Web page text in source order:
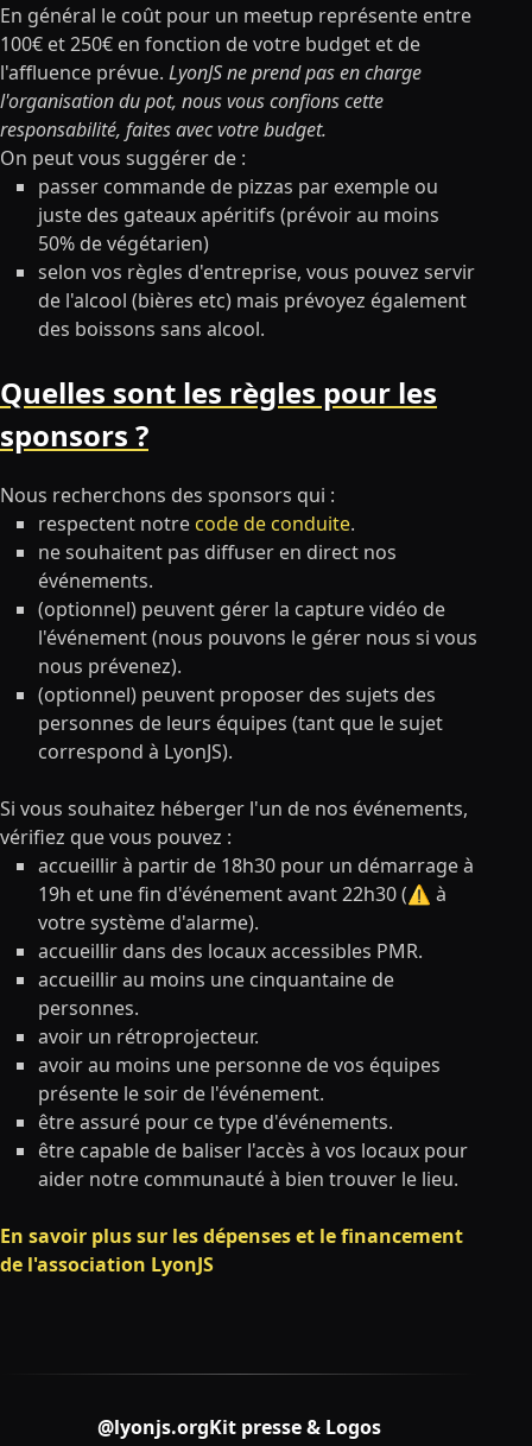
En général le coût pour un meetup représente entre
100€ et 250€ en fonction de votre budget et de
l'affluence prévue. LyonJS ne prend pas en charge
l'organisation du pot, nous vous confions cette
responsabilité, faites avec votre budget.
On peut vous suggérer de :
passer commande de pizzas par exemple ou
juste des gateaux apéritifs (prévoir au moins
50% de végétarien)
selon vos règles d'entreprise, vous pouvez servir
de l'alcool (bières etc) mais prévoyez également
des boissons sans alcool.
Quelles sont les règles pour les
sponsors ?
Nous recherchons des sponsors qui :
respectent notre code de conduite.
ne souhaitent pas diffuser en direct nos
événements.
(optionnel) peuvent gérer la capture vidéo de
l'événement (nous pouvons le gérer nous si vous
nous prévenez).
(optionnel) peuvent proposer des sujets des
personnes de leurs équipes (tant que le sujet
correspond à LyonJS).
Si vous souhaitez héberger l'un de nos événements,
vérifiez que vous pouvez :
accueillir à partir de 18h30 pour un démarrage à
19h et une fin d'événement avant 22h30 (⚠️ à
votre système d'alarme).
accueillir dans des locaux accessibles PMR.
accueillir au moins une cinquantaine de
personnes.
avoir un rétroprojecteur.
avoir au moins une personne de vos équipes
présente le soir de l'événement.
être assuré pour ce type d'événements.
être capable de baliser l'accès à vos locaux pour
aider notre communauté à bien trouver le lieu.
En savoir plus sur les dépenses et le financement
de l'association LyonJS
@lyonjs.orgKit presse & Logos